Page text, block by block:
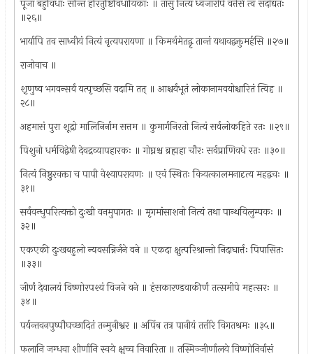
पूजा बहुविधाः सन्ति हरितुष्टिविधायिकाः ॥ तासु नित्यं ध्वजारोपे वर्त्तसे त्वं सदोद्यतः
॥२६॥
भार्यापि तव साध्वीयं नित्यं नृत्यपरायणा ॥ किमर्थमेतद्वृ तान्तं यथावद्वक्तुमर्हसि ॥२७॥
राजोवाच ॥
श़ृणुष्व भगवन्सर्वं यत्पृच्छसि वदामि तत् ॥ आश्चर्यभूतं लोकानामवयोश्चारितं त्विह ॥
२८॥
अहमासं पुरा शूद्रो मालिनिर्नाम सत्तम ॥ कुमार्गनिरतो नित्यं सर्वलोकहिते रतः ॥२९॥
पिशुनो धर्मविद्वेषी देवद्रव्यापहारकः ॥ गोघ्नश्च ब्रह्महा चौरः सर्वप्राणिवधे रतः ॥३०॥
नित्यं निष्ठुुरवक्ता च पापी वेश्यापरायणः ॥ एवं स्थितः कियत्कालमनादृत्य महद्वचः ॥
३१॥
सर्ववन्धुपरित्यक्तो दुःखी वनमुपागतः ॥ मृगमांसाशनो नित्यं तथा पान्थविलुम्पकः ॥
३२॥
एकएकी दुःखबहुलो न्यवसन्निर्जने वने ॥ एकदा क्षुत्परिश्रान्तो निदाघार्त्तः पिपासितः
॥३३॥
जीर्णं देवालयं विष्णोरपश्यं विजने वने ॥ हंसकारण्डवाकीर्णं तत्समीपे महत्सरः ॥
३४॥
पर्यन्तवनपुष्पौघच्छादितं तन्मुनीश्वर ॥ अपिंब तत्र पानीयं तत्तीरे विगतश्रमः ॥३५॥
फलानि जग्धवा शीर्णानि स्वये क्षुच्च निवारिता ॥ तस्मिञ्जीर्णालये विष्णोनिर्वासं